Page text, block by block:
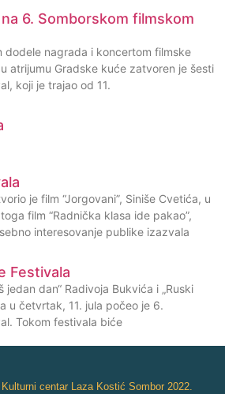
6. Somborskom filmskom
dodele nagrada i koncertom filmske
atrijumu Gradske kuće zatvoren je šesti
koji je trajao od 11.
je film “Jorgovani”, Siniše Cvetića, u
film “Radnička klasa ide pakao”,
interesovanje publike izazvala
Festivala
jedan dan“ Radivoja Bukvića i „Ruski
u četvrtak, 11. jula počeo je 6.
Tokom festivala biće
centar Laza Kostić Sombor 2022.